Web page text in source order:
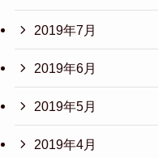
2019年7月
2019年6月
2019年5月
2019年4月